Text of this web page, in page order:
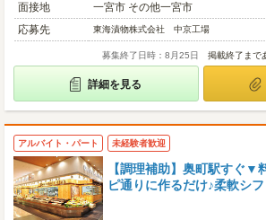
面接地
一宮市 その他一宮市
応募先
東海漬物株式会社 中京工場
募集終了日時：8月25日 掲載終了まで
詳細を見る
アルバイト・パート 未経験者歓迎
【調理補助】奥町駅すぐ▼
ピ通りに作るだけ♪柔軟シ